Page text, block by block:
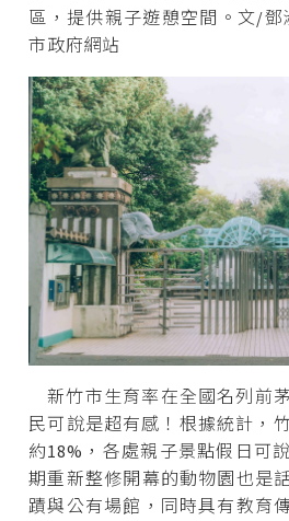
區，提供親子遊憩空間。文/
市政府網站
新竹市生育率在全國名列前
民可說是超有感！根據統計，
約18%，各處親子景點假日可
期重新整修開幕的動物園也是
蹟與公有場館，同時具有教育